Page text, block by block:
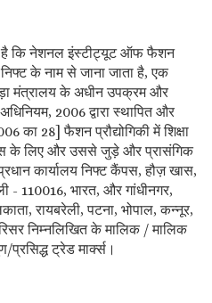
है कि नेशनल इंस्टीट्यूट ऑफ फैशन
के नाम से जाना जाता है, एक
मंत्रालय के अधीन उपक्रम और
2006 द्वारा स्थापित और
का 28] फैशन प्रौद्योगिकी में शिक्षा
के लिए और उससे जुड़े और प्रासंगिक
कार्यालय निफ्ट कैंपस, हौज़ खास,
- 110016, भारत, और गांधीनगर,
रायबरेली, पटना, भोपाल, कन्नूर,
निम्नलिखित के मालिक / मालिक
ट्रेड मार्क्स।